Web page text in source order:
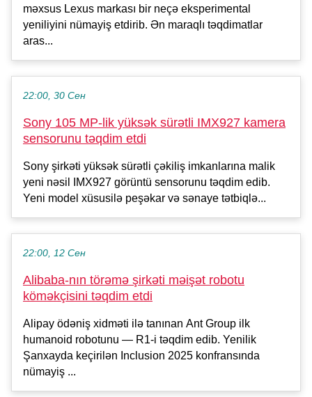
məxsus Lexus markası bir neçə eksperimental
yeniliyini nümayiş etdirib. Ən maraqlı təqdimatlar
aras...
22:00, 30 Сен
Sony 105 MP-lik yüksək sürətli IMX927 kamera
sensorunu təqdim etdi
Sony şirkəti yüksək sürətli çəkiliş imkanlarına malik
yeni nəsil IMX927 görüntü sensorunu təqdim edib.
Yeni model xüsusilə peşəkar və sənaye tətbiqlə...
22:00, 12 Сен
Alibaba-nın törəmə şirkəti məişət robotu
köməkçisini təqdim etdi
Alipay ödəniş xidməti ilə tanınan Ant Group ilk
humanoid robotunu — R1-i təqdim edib. Yenilik
Şanxayda keçirilən Inclusion 2025 konfransında
nümayiş ...